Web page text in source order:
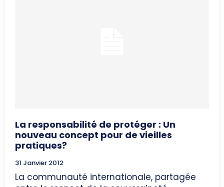
La responsabilité de protéger : Un
nouveau concept pour de vieilles
pratiques?
31 Janvier 2012
La communauté internationale, partagée